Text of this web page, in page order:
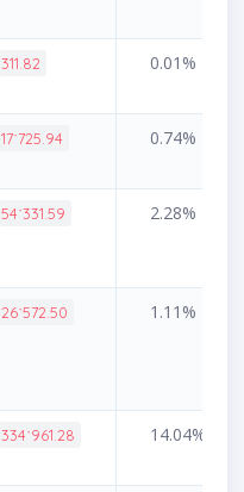
311.82 0.01%
17˙725.94 0.74%
54˙331.59 2.28%
26˙572.50 1.11%
334˙961.28 14.04%